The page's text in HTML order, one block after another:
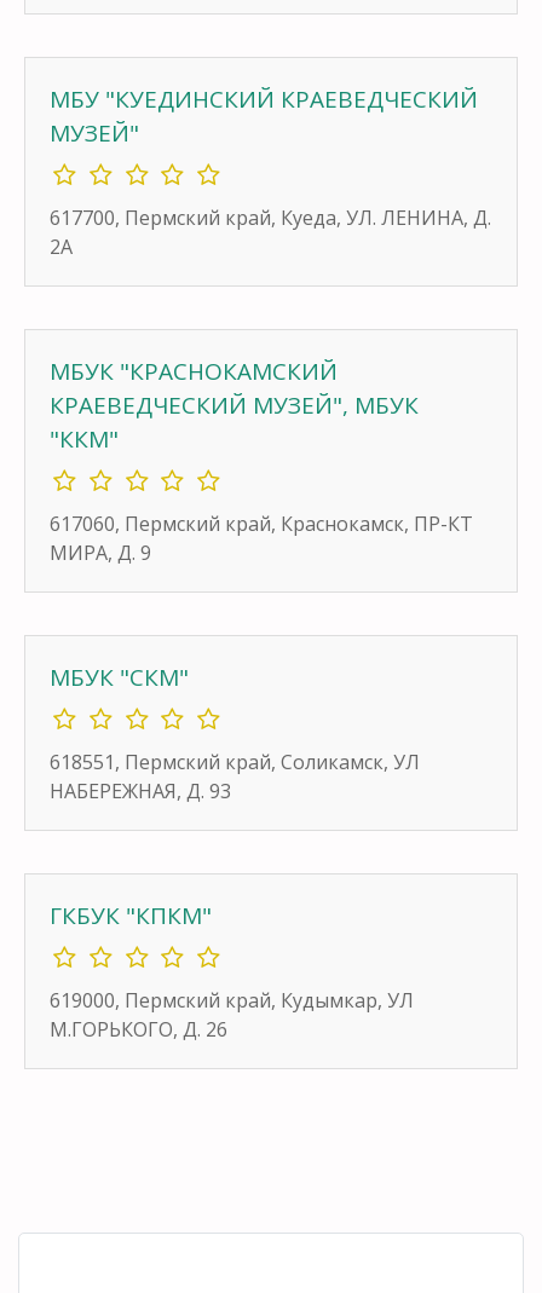
МБУ "КУЕДИНСКИЙ КРАЕВЕДЧЕСКИЙ
МУЗЕЙ"
617700, Пермский край, Куеда, УЛ. ЛЕНИНА, Д.
2А
МБУК "КРАСНОКАМСКИЙ
КРАЕВЕДЧЕСКИЙ МУЗЕЙ", МБУК
"ККМ"
617060, Пермский край, Краснокамск, ПР-КТ
МИРА, Д. 9
МБУК "СКМ"
618551, Пермский край, Соликамск, УЛ
НАБЕРЕЖНАЯ, Д. 93
ГКБУК "КПКМ"
619000, Пермский край, Кудымкар, УЛ
М.ГОРЬКОГО, Д. 26